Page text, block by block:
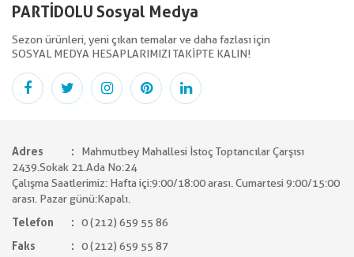
PARTİDOLU Sosyal Medya
Sezon ürünleri, yeni çıkan temalar ve daha fazlası için
SOSYAL MEDYA HESAPLARIMIZI TAKİPTE KALIN!
Adres
Mahmutbey Mahallesi İstoç Toptancılar Çarşısı
2439.Sokak 21.Ada No:24
Çalışma Saatlerimiz: Hafta içi:9:00/18:00 arası. Cumartesi 9:00/15:00
arası. Pazar günü:Kapalı.
Telefon
0 (212) 659 55 86
Faks
0 (212) 659 55 87